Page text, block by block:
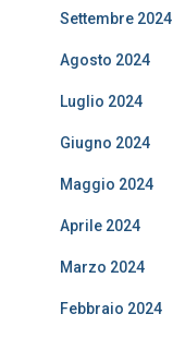
Settembre 2024
Agosto 2024
Luglio 2024
Giugno 2024
Maggio 2024
Aprile 2024
Marzo 2024
Febbraio 2024